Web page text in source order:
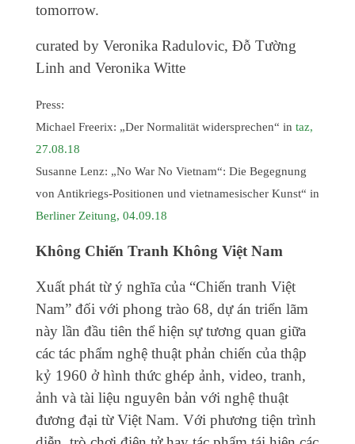
tomorrow.
curated by Veronika Radulovic, Đỗ Tường
Linh and Veronika Witte
Press:
Michael Freerix: „Der Normalität widersprechen“ in taz,
27.08.18
Susanne Lenz: „No War No Vietnam“: Die Begegnung
von Antikriegs-Positionen und vietnamesischer Kunst“ in
Berliner Zeitung, 04.09.18
Không Chiến Tranh Không Việt Nam
Xuất phát từ ý nghĩa của “Chiến tranh Việt
Nam” đối với phong trào 68, dự án triển lãm
này lần đầu tiên thể hiện sự tương quan giữa
các tác phẩm nghệ thuật phản chiến của thập
kỷ 1960 ở hình thức ghép ảnh, video, tranh,
ảnh và tài liệu nguyên bản với nghệ thuật
đương đại từ Việt Nam. Với phương tiện trình